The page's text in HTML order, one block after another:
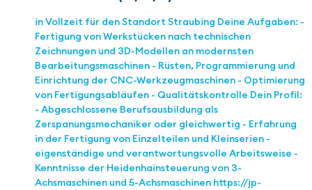
in Vollzeit für den Standort Straubing Deine Aufgaben: -
Fertigung von Werkstücken nach technischen
Zeichnungen und 3D-Modellen an modernsten
Bearbeitungsmaschinen - Rüsten, Programmierung und
Einrichtung der CNC-Werkzeugmaschinen - Optimierung
von Fertigungsabläufen - Qualitätskontrolle Dein Profil:
- Abgeschlossene Berufsausbildung als
Zerspanungsmechaniker oder gleichwertig - Erfahrung
in der Fertigung von Einzelteilen und Kleinserien -
eigenständige und verantwortungsvolle Arbeitsweise -
Kenntnisse der Heidenhainsteuerung von 3-
Achsmaschinen und 5-Achsmaschinen https://jp-